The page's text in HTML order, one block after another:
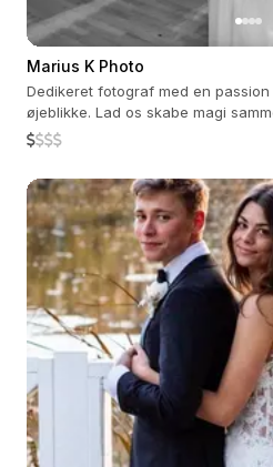
Marius K Photo
Dedikeret fotograf med en
øjeblikke. Lad os skabe magi